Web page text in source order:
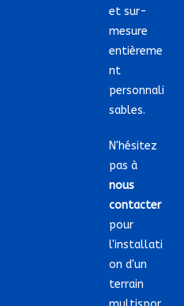
et sur-
mesure
entièreme
nt
personnali
sables.
N'hésitez
pas à
nous
contacter
pour
l'installati
on d'un
terrain